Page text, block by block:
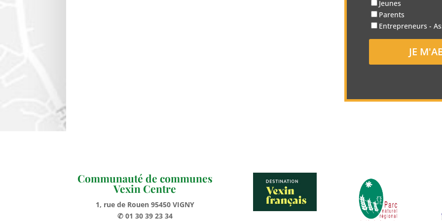
Jeunes
Parents
Entrepreneurs -
Communauté de communes
Vexin Centre
1, rue de Rouen 95450 VIGNY
✆ 01 30 39 23 34